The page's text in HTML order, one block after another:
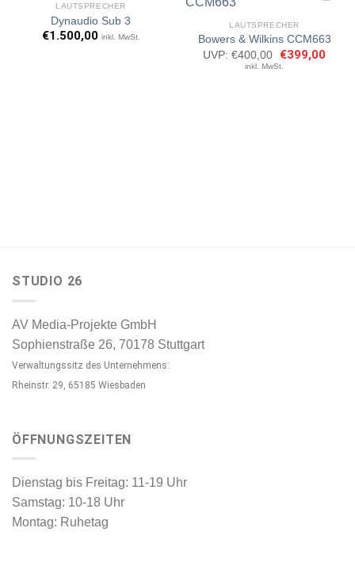
Artikel
LAUTSPRECHER
Dynaudio Sub 3
€1.500,00 inkl. MwSt.
Artikel
merken
LAUTSPRECHER
Bowers & Wilkins CCM663
UVP: €400,00
Ursprünglicher
Preis
€399,00
inkl. MwSt.
STUDIO 26
AV Media-Projekte GmbH
Sophienstraße 26, 70178 Stuttgart
Verwaltungssitz des Unternehmens:
Rheinstr. 29, 65185 Wiesbaden
ÖFFNUNGSZEITEN
Dienstag bis Freitag: 11-19 Uhr
Samstag: 10-18 Uhr
Montag: Ruhetag